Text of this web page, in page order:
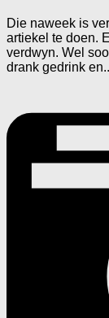
Die naweek is
artiekel te doen.
verdwyn. Wel
drank gedrink